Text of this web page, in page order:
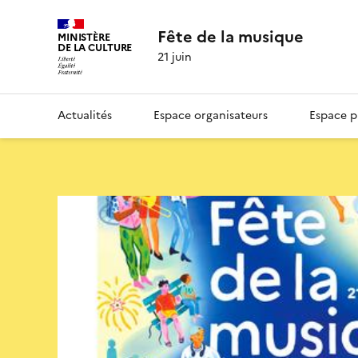
MINISTÈRE
DE LA CULTURE Fête de la musique
21 juin
Actualités Espace organisateurs Espace